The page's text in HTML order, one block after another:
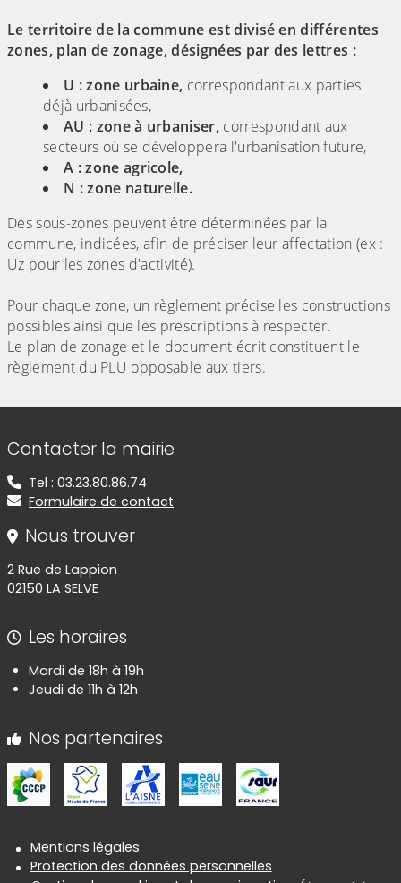
Le territoire de la commune est divisé en différentes
zones, plan de zonage, désignées par des lettres :
U : zone urbaine, correspondant aux parties
déjà urbanisées,
AU : zone à urbaniser, correspondant aux
secteurs où se développera l'urbanisation future,
A : zone agricole,
N : zone naturelle.
Des sous-zones peuvent être déterminées par la
commune, indicées, afin de préciser leur affectation (ex :
Uz pour les zones d'activité).
Pour chaque zone, un règlement précise les constructions
possibles ainsi que les prescriptions à respecter.
Le plan de zonage et le document écrit constituent le
règlement du PLU opposable aux tiers.
Informations de contact
Contacter la mairie
Tel : 03.23.80.86.74
Formulaire de contact
Nous trouver
2 Rue de Lappion
02150 LA SELVE
Les horaires
Mardi de 18h à 19h
Jeudi de 11h à 12h
Nos partenaires
Informations réglementaires
Mentions légales
Protection des données personnelles